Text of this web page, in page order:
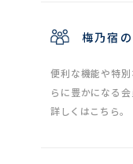
梅乃宿
便利な機能や特
らに豊かになる
詳しくはこちら。